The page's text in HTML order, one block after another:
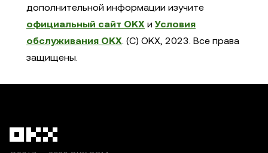
дополнительной информации изучите
официальный сайт OKX иУсловия
обслуживания OKX. (C) OKX, 2023. Все права
защищены.